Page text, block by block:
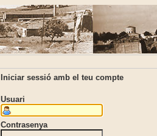
Iniciar sessió amb el teu compte
Usuari
Contrasenya